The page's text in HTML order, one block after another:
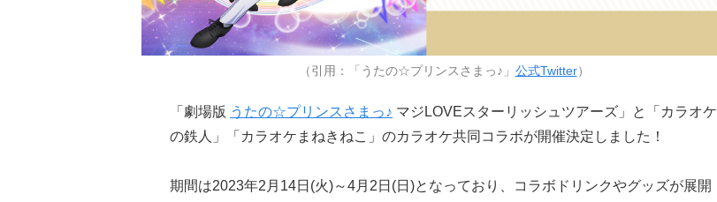
（引用：「うたの☆プリンスさまっ♪」 公式Twitter）
「劇場版 うたの☆プリンスさまっ♪ マジLOVEスターリッシュツアーズ」と「カラオケ
の鉄人」「カラオケまねきねこ」のカラオケ共同コラボが開催決定しました！
期間は2023年2月14日(火)～4月2日(日)となっており、コラボドリンクやグッズが展開